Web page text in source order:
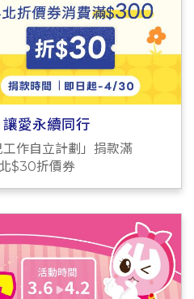
讓愛永續同行
作自立計劃」捐款滿
$30折價券